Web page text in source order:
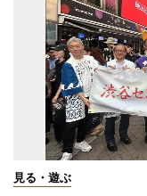
見る・遊ぶ